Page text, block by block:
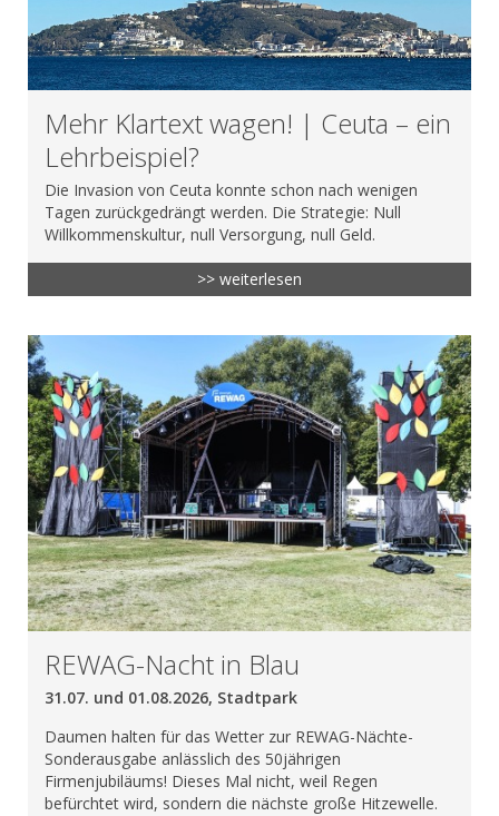
Mehr Klartext wagen! | Ceuta – ein
Lehrbeispiel?
Die Invasion von Ceuta konnte schon nach wenigen
Tagen zurückgedrängt werden. Die Strategie: Null
Willkommenskultur, null Versorgung, null Geld.
>> weiterlesen
REWAG-Nacht in Blau
31.07. und 01.08.2026, Stadtpark
Daumen halten für das Wetter zur REWAG-Nächte-
Sonderausgabe anlässlich des 50jährigen
Firmenjubiläums! Dieses Mal nicht, weil Regen
befürchtet wird, sondern die nächste große Hitzewelle.